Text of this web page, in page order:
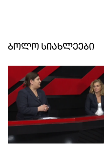
ბოლო სიახლეები